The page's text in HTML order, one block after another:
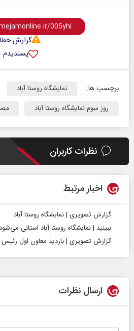
گزارش خطا
پسندیدم
برچسب ها:
نمایشگاه روستا آباد
روز سوم نمایشگاه روستا آباد
نظرات کاربران
اخبار مرتبط
گزارش تصویری | نمایشگاه روستا آباد
ببینید | نمایشگاه روستا آباد استانی
گزارش تصویری | بازدید معاون اول رئیس
ارسال نظرات